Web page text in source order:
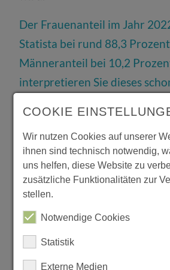
Der Frauenanteil im Jahr
Statista bei rund 88,3
Männeranteil bei 10,2
interpretieren Sie dieses
JW:
Ich glaube, dass
älteren Generationen die
Frauen ein wichtigeres
Männer. Das hat sich in den
weiter verändern. Die Zahlen
deshalb in Zukunft dichter
zusammenkommen.
COOKIE
Wir nutzen Cookies auf unserer
ihnen sind technisch notwendig,
uns helfen, diese Website zu
zusätzliche Funktionalitäten zur
stellen.
Notwendige Cookies
Statistik
Externe Medien